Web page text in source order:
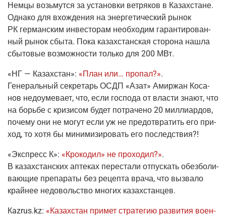
Нем­цы возь­мут­ся за уста­нов­ки вет­ря­ков в Казах­стане.
Одна­ко для вхож­де­ния на энер­ге­ти­че­ский рынок
РК гер­ман­ским инве­сто­рам необ­хо­дим гаран­ти­ро­ван­
ный рынок сбы­та. Пока казах­стан­ская сто­ро­на нашла
сбы­то­вые воз­мож­но­сти толь­ко для 200 МВт.
«НГ — Казах­стан»: «План или… про­пал?».
Гене­раль­ный сек­ре­тарь ОСДП «Азат» Амир­жан Коса­
нов недо­уме­ва­ет, что, если гос­по­да от вла­сти зна­ют, что
на борь­бе с кри­зи­сом будет потра­че­но 20 мил­ли­ар­дов,
поче­му они не могут если уж не предот­вра­тить его при­
ход, то хотя бы мини­ми­зи­ро­вать его последствия?!
«Экс­пресс К»: «Кро­ко­дил» не про­хо­дил?».
В казах­стан­ских апте­ках пере­ста­ли отпус­кать обез­бо­ли­
ва­ю­щие пре­па­ра­ты без рецеп­та вра­ча, что вызва­ло
край­нее недо­воль­ство мно­гих казахстанцев.
Кazrus.kz: «Казах­стан при­мет стра­те­гию раз­ви­тия воен­